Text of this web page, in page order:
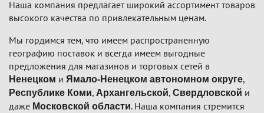
Наша компания предлагает широкий ассортимент товаров
высокого качества по привлекательным ценам.
Мы гордимся тем, что имеем распространенную
географию поставок и всегда имеем выгодные
предложения для магазинов и торговых сетей в
Ненецком и Ямало-Ненецком автономном округе,
Республике Коми, Архангельской, Свердловской и
даже Московской области. Наша компания стремится